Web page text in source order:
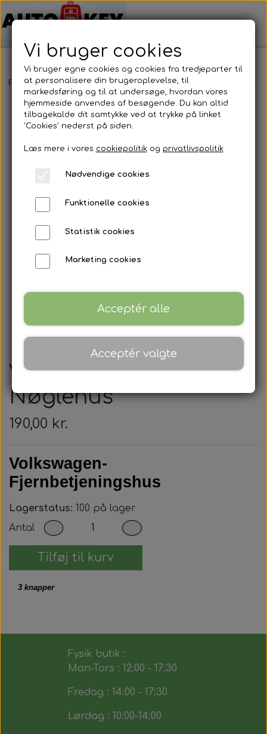
Forside Bilnøgler Volkswagen Nøglehus
Volkswagen -
Nøglehus
190,00 kr.
Volkswagen-
Fjernbetjeningshus
Lagerstatus: 100 på lager
Antal
Tilføj til kurv
3 knapper
Fysik butik :
Man-Tors : 12:00 - 17:30
Fredag : 14:00 - 17:30
Lørdag : 10:00-14:00
Vi bruger cookies
Vi bruger egne cookies og cookies fra tredjeparter til
at personalisere din brugeroplevelse, til
markedsføring og til at undersøge, hvordan vores
hjemmeside anvendes af besøgende. Du kan altid
tilbagekalde dit samtykke ved at trykke på linket
'Cookies' nederst på siden.
Læs mere i vores cookiepolitikog privatlivspolitik
Nødvendige cookies
Funktionelle cookies
Statistik cookies
Marketing cookies
Acceptér alle
Acceptér valgte